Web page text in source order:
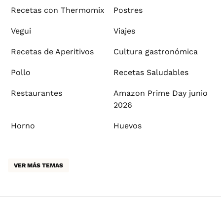
Recetas con Thermomix Postres
Vegui Viajes
Recetas de Aperitivos Cultura gastronómica
Pollo Recetas Saludables
Restaurantes
Amazon Prime Day junio
2026
Horno Huevos
VER MÁS TEMAS